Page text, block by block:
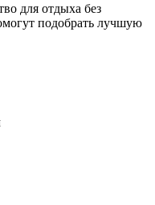
для отдыха без
подобрать лучшую